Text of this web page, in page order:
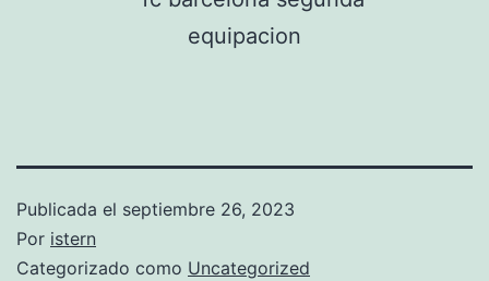
Publicada el septiembre 26, 2023
Por istern
Categorizado como Uncategorized